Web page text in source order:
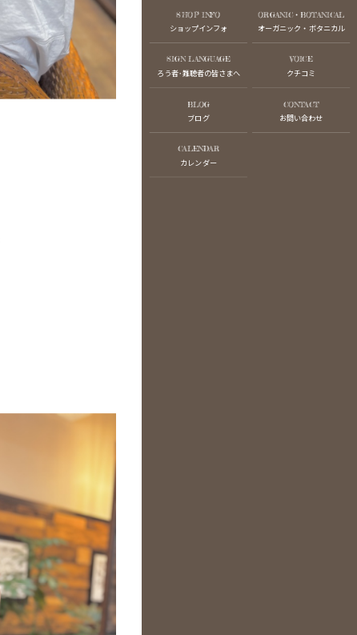
SHOP INFO
ショップインフォ
ORGANIC・BOTANICAL
オーガニック・ボタニカル
SIGN LANGUAGE
ろう者･難聴者の皆さまへ
VOICE
クチコミ
BLOG
ブログ
CONTACT
お問い合わせ
CALENDAR
カレンダー